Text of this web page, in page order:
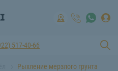
517-40-66
Рыхление мерзлого грунта